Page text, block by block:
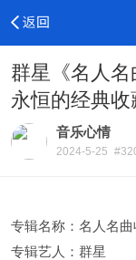
群星《名人
永恒的经典
音乐心情
2024-5-25
专辑名称：名人名曲
专辑艺人：群星